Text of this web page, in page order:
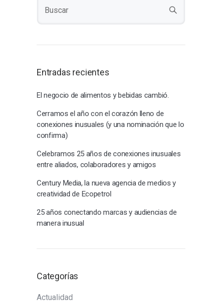
Entradas recientes
El negocio de alimentos y bebidas cambió.
Cerramos el año con el corazón lleno de
conexiones inusuales (y una nominación que lo
confirma)
Celebramos 25 años de conexiones inusuales
entre aliados, colaboradores y amigos
Century Media, la nueva agencia de medios y
creatividad de Ecopetrol
25 años conectando marcas y audiencias de
manera inusual
Categorías
Actualidad